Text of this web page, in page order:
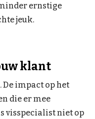
ernstige
jeuk.
klant
De impact op het
die er mee
visspecialist niet op